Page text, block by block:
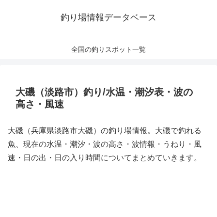
釣り場情報データベース
全国の釣りスポット一覧
大磯（淡路市）釣り/水温・潮汐表・波の
高さ・風速
大磯（兵庫県淡路市大磯）の釣り場情報。大磯で釣れる
魚、現在の水温・潮汐・波の高さ・波情報・うねり・風
速・日の出・日の入り時間についてまとめていきます。